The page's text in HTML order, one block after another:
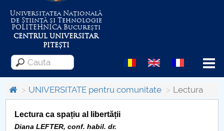
Universitatea Națională
de Știință și Tehnologie
POLITEHNICABucurești
CENTRUL UNIVERSITAR
PITEȘTI
Menu
Despre Universitate
UNIVERSITATE pentru comunitate Lectura
Lectura ca spațiu al libertății
Diana LEFTER, conf. habil. dr.